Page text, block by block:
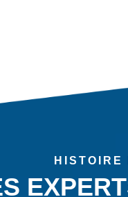
HISTOIRE